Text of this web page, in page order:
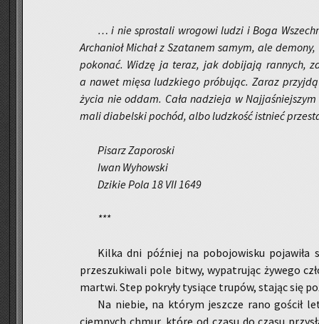
… i nie spro­sta­li wro­go­wi ludzi i Boga
Ar­cha­nioł Mi­chał z Sza­ta­nem samym, ale
po­ko­nać. Widzę ja teraz, jak do­bi­ja­ją ran­nych,
a nawet mięsa ludz­kie­go pró­bu­jąc. Zaraz
życia nie oddam. Cała na­dzie­ja w
ma­li dia­bel­ski po­chód, albo ludz­kość ist­nieć
Pi­sarz Za­po­ro­ski
Iwan Wy­how­ski
Dzi­kie Pola 18 VII 1649
***
Kilka dni póź­niej na po­bo­jo­wi­sku po­ja­wi­ła
prze­szu­ki­wa­li pole bitwy, wy­pa­tru­jąc ży­we­go
mar­twi. Step po­kry­ły ty­sią­ce tru­pów, sta­jąc się
Na nie­bie, na któ­rym jesz­cze rano go­ścił
ciem­nych chmur, które od czasu do czasu